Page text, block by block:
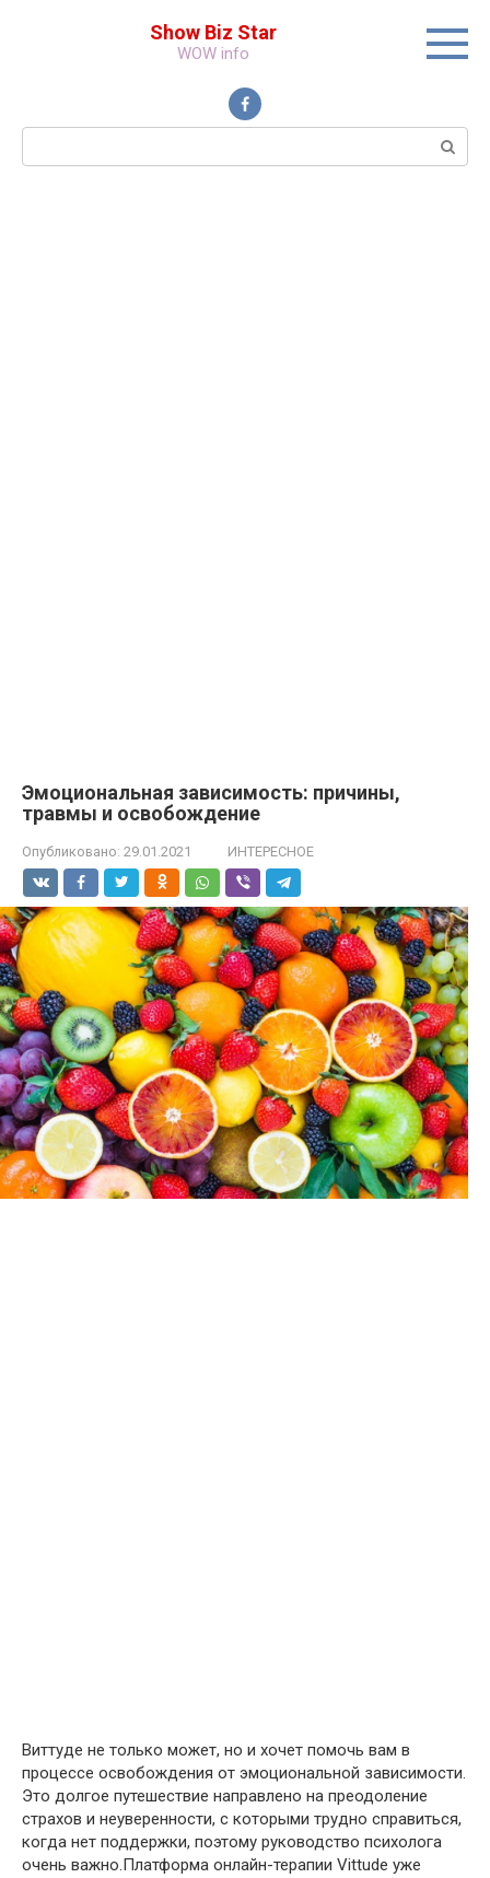
Show Biz Star
WOW info
Поиск:
Эмоциональная зависимость: причины,
травмы и освобождение
Опубликовано: 29.01.2021 ИНТЕРЕСНОЕ
Виттуде не только может, но и хочет помочь вам в
процессе освобождения от эмоциональной зависимости.
Это долгое путешествие направлено на преодоление
страхов и неуверенности, с которыми трудно справиться,
когда нет поддержки, поэтому руководство психолога
очень важно.Платформа онлайн-терапии Vittude уже